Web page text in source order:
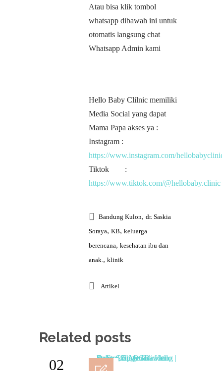
Atau bisa klik tombol
whatsapp dibawah ini untuk
otomatis langsung chat
Whatsapp Admin kami
Hello Baby Clilnic memiliki
Media Social yang dapat
Mama Papa akses ya :
Instagram :
https://www.instagram.com/
Tiktok :
https://www.tiktok.com/@hellobaby.clinic
Bandung Kulon, dr. Saskia
Soraya, KB, keluarga
berencana, kesehatan ibu dan
anak., klinik
Artikel
Related posts
02